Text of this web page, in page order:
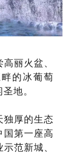
丽火盆、
的冰葡萄
地。
独厚的生态
第一座高
范新城、